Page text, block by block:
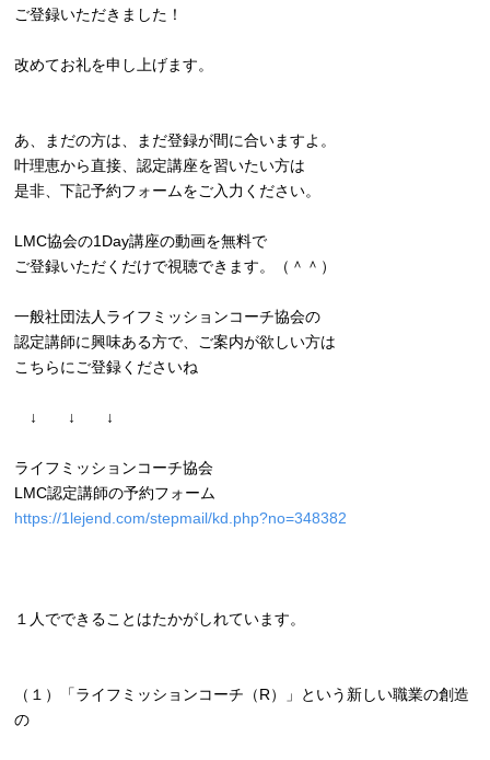
ご登録いただきました！
改めてお礼を申し上げます。
あ、まだの方は、まだ登録が間に合いますよ。
叶理恵から直接、認定講座を習いたい方は
是非、下記予約フォームをご入力ください。
LMC協会の1Day講座の動画を無料で
ご登録いただくだけで視聴できます。（＾＾）
一般社団法人ライフミッションコーチ協会の
認定講師に興味ある方で、ご案内が欲しい方は
こちらにご登録くださいね
↓ ↓ ↓
ライフミッションコーチ協会
LMC認定講師の予約フォーム
https://1lejend.com/stepmail/kd.php?no=348382
１人でできることはたかがしれています。
（１）「ライフミッションコーチ（R）」 という新しい職業の創造
の